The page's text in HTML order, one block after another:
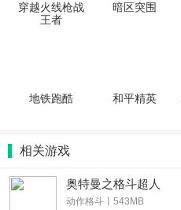
穿越火线枪战
王者
暗区突围
地铁跑酷 和平精英
相关游戏
奥特曼之格斗超人
动作格斗丨543MB